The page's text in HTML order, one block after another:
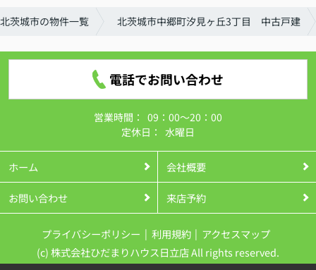
北茨城市の物件一覧 北茨城市中郷町汐見ヶ丘3丁目 中古戸建
電話でお問い合わせ
営業時間： 09：00～20：00
定休日： 水曜日
ホーム 会社概要
お問い合わせ 来店予約
プライバシーポリシー 利用規約
アクセスマップ
(c) 株式会社ひだまりハウス日立店 All rights reserved.